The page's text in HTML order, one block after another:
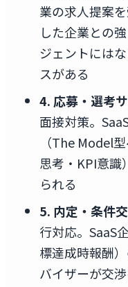
業の求人提案
した企業との
ジェントには
スがある
4. 応募・選考
面接対策。
（The Model
思考・KPI意識
られる
5. 内定・条件
行対応。SaaS
標達成時報酬
バイザーが交